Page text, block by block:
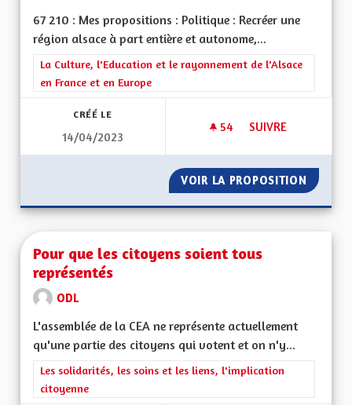
67 210 : Mes propositions : Politique : Recréer une
région alsace à part entière et autonome,...
Filtrer les résultats de la catégorie : La Culture, l'Education et
La Culture, l'Education et le rayonnement de l'Alsace
en France et en Europe
CRÉÉ LE
14/04/2023
54 54 ABONNÉS
SUIVRE
VOIR LA PROPOSITION
Pour que les citoyens soient tous
représentés
ODL
L'assemblée de la CEA ne représente actuellement
qu'une partie des citoyens qui votent et on n'y...
Filtrer les résultats de la catégorie : Les solidarités, les soins
Les solidarités, les soins et les liens, l'implication
citoyenne